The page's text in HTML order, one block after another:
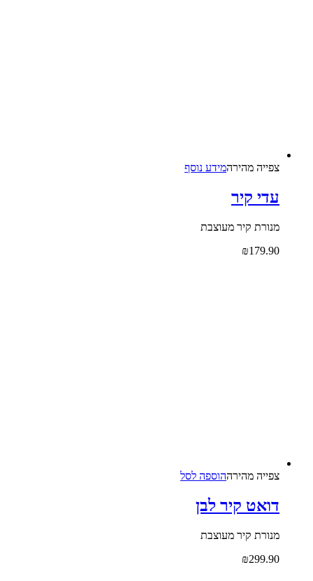
צפייה‬ ‫מהירה‬מידע נוסף
עדי קיר
מנורת קיר מעוצבת
₪179.90
צפייה‬ ‫מהירה‬הוספה לסל
דואט קיר לבן
מנורת קיר מעוצבת
₪299.90